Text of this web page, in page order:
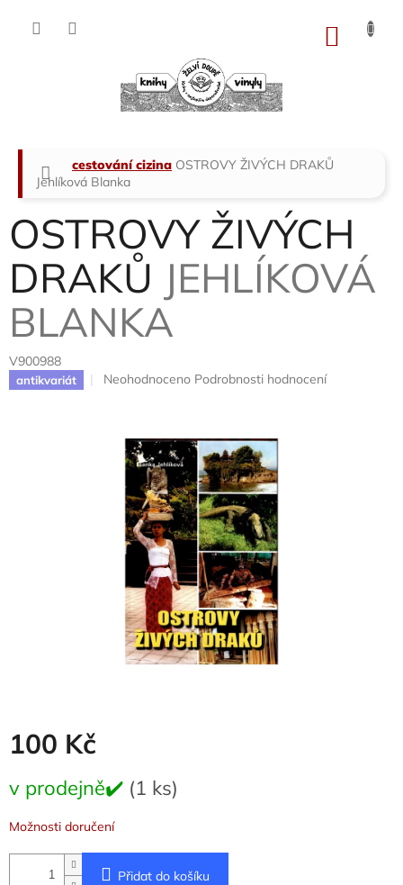
Domů
cestování cizina OSTROVY ŽIVÝCH DRAKŮ
Jehlíková Blanka
OSTROVY ŽIVÝCH
DRAKŮ JEHLÍKOVÁ
BLANKA
V900988
antikvariát
Průměrné
hvězdiček.
Neohodnoceno Podrobnosti hodnocení
100 Kč
cena:
v prodejně✔️ (1 ks)
Možnosti doručení
Přidat do košíku